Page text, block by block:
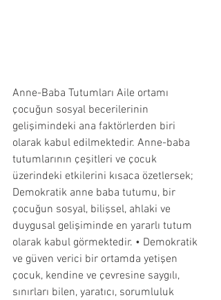
Anne-Baba Tutumları Aile ortamı
çocuğun sosyal becerilerinin
gelişimindeki ana faktörlerden biri
olarak kabul edilmektedir. Anne-baba
tutumlarının çeşitleri ve çocuk
üzerindeki etkilerini kısaca özetlersek;
Demokratik anne baba tutumu, bir
çocuğun sosyal, bilişsel, ahlaki ve
duygusal gelişiminde en yararlı tutum
olarak kabul görmektedir. • Demokratik
ve güven verici bir ortamda yetişen
çocuk, kendine ve çevresine saygılı,
sınırları bilen, yaratıcı, sorumluluk